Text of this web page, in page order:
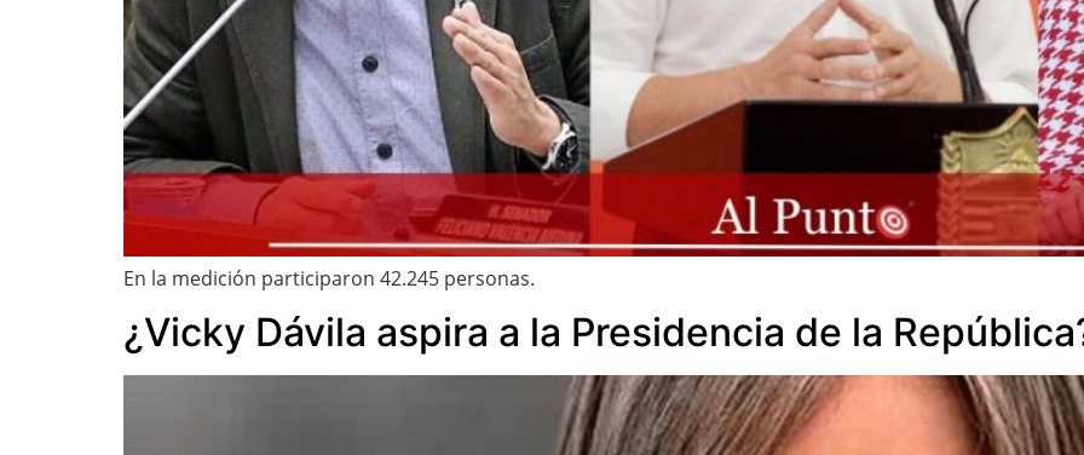
En la medición participaron 42.245 personas.
¿Vicky Dávila aspira a la Presidencia de la